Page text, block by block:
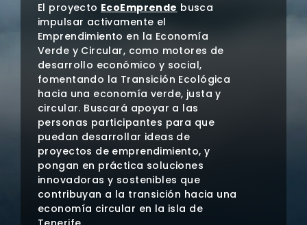
El proyecto EcoEmprende busca
impulsar activamente el
Emprendimiento en la Economía
Verde y Circular, como motores de
desarrollo económico y social,
fomentando la Transición Ecológica
hacia una economía verde, justa y
circular. Buscará apoyar a las
personas participantes para que
puedan desarrollar ideas de
proyectos de emprendimiento, y
pongan en práctica soluciones
innovadoras y sostenibles que
contribuyan a la transición hacia una
economía circular en la isla de